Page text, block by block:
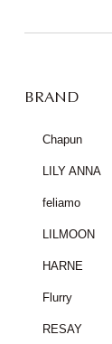
BRAND
Chapun
LILY ANNA
feliamo
LILMOON
HARNE
Flurry
RESAY